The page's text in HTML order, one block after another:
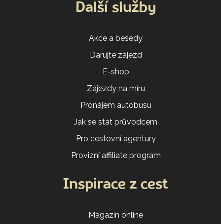
Další služby
Akce a besedy
Darujte zájezd
E-shop
Zájezdy na míru
Pronájem autobusu
Jak se stát průvodcem
Pro cestovní agentury
Provizní affiliate program
Inspirace z cest
Magazín online